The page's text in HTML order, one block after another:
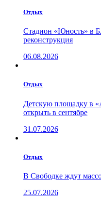
Отдых
Стадион «Юность» в
реконструкция
06.08.2026
Отдых
Детскую площадку в
открыть в сентябре
31.07.2026
Отдых
В Свободке ждут
25.07.2026